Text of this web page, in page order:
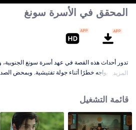
المحقق في الأسرة سونغ
تدور أحداث هذه القصة في عهد أسرة سونغ
قضائي، يواجه خطرًا أثناء جولة تفتيشية. وبمحض
العدالة للمتوفى والإنصاف للأحياء.
المزيد
قائمة التشغيل